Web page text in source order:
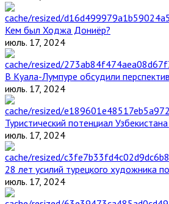
Кем был Ходжа Дониёр?
июль. 17, 2024
В Куала-Лумпуре обсудили
июль. 17, 2024
Туристический потенциал
июль. 17, 2024
28 лет усилий турецкого художника
июль. 17, 2024